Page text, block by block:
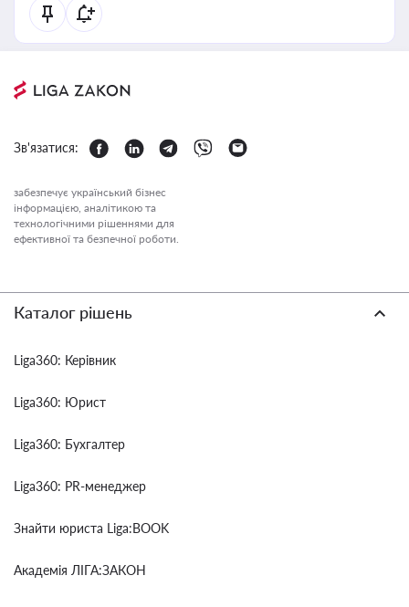
Зв'язатися:
забезпечує український бізнес
інформацією, аналітикою та
технологічними рішеннями для
ефективної та безпечної роботи.
Каталог рішень
Liga360: Керівник
Liga360: Юрист
Liga360: Бухгалтер
Liga360: PR-менеджер
Знайти юриста Liga:BOOK
Академія ЛІГА:ЗАКОН